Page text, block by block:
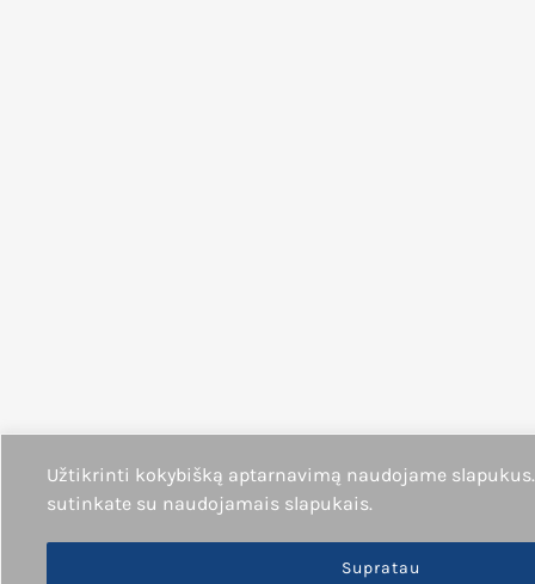
Užtikrinti kokybišką aptarnavimą naudojame
sutinkate su naudojamais slapukais.
Supratau